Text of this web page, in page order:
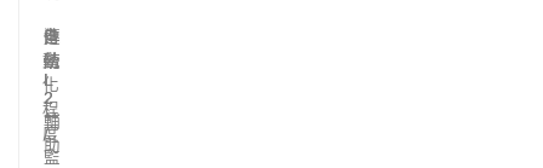
自
動
化
程
度
傳
統
L
2
輔
助
進
階
L
2
+
/
監